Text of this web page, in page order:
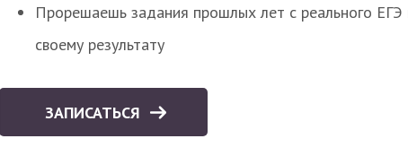
Прорешаешь задания прошлых лет с реального
своему результату
ЗАПИСАТЬСЯ